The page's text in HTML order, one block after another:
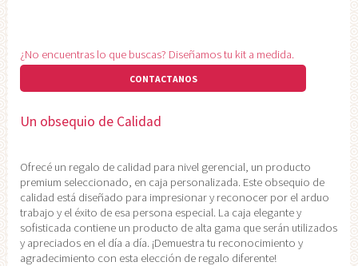
¿No encuentras lo que buscas? Diseñamos tu kit a medida.
CONTACTANOS
Un obsequio de Calidad
Ofrecé un regalo de calidad para nivel gerencial, un producto
premium seleccionado, en caja personalizada. Este obsequio de
calidad está diseñado para impresionar y reconocer por el arduo
trabajo y el éxito de esa persona especial. La caja elegante y
sofisticada contiene un producto de alta gama que serán utilizados
y apreciados en el día a día. ¡Demuestra tu reconocimiento y
agradecimiento con esta elección de regalo diferente!